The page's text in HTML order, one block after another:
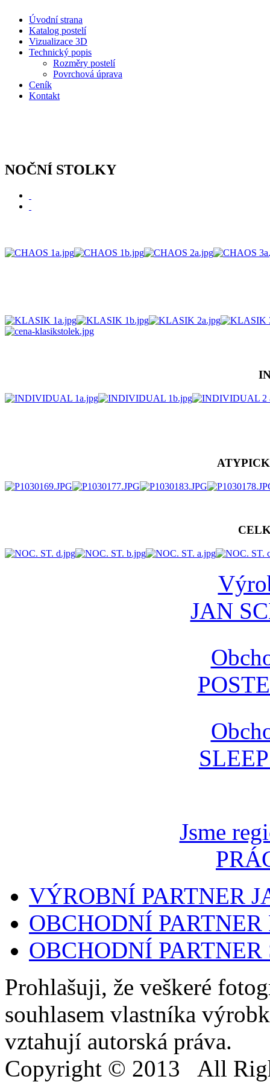
Úvodní strana
Katalog postelí
Vizualizace 3D
Technický popis
Rozměry postelí
Povrchová úprava
Ceník
Kontakt
NOČNÍ STOLKY
JAN
Jsme
VÝROBNÍ PARTNER
OBCHODNÍ
OBCHODNÍ
Prohlašuji, že veškeré
souhlasem vlastníka
vztahují autorská práva.
Copyright © 2013 All